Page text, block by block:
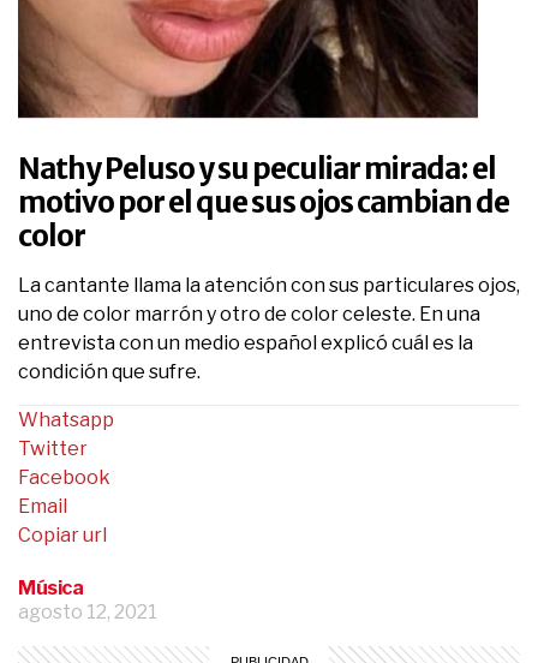
Nathy Peluso y su peculiar mirada: el
motivo por el que sus ojos cambian de
color
La cantante llama la atención con sus particulares ojos,
uno de color marrón y otro de color celeste. En una
entrevista con un medio español explicó cuál es la
condición que sufre.
Música
agosto 12, 2021
Whatsapp
Twitter
Facebook
Email
Copiar url